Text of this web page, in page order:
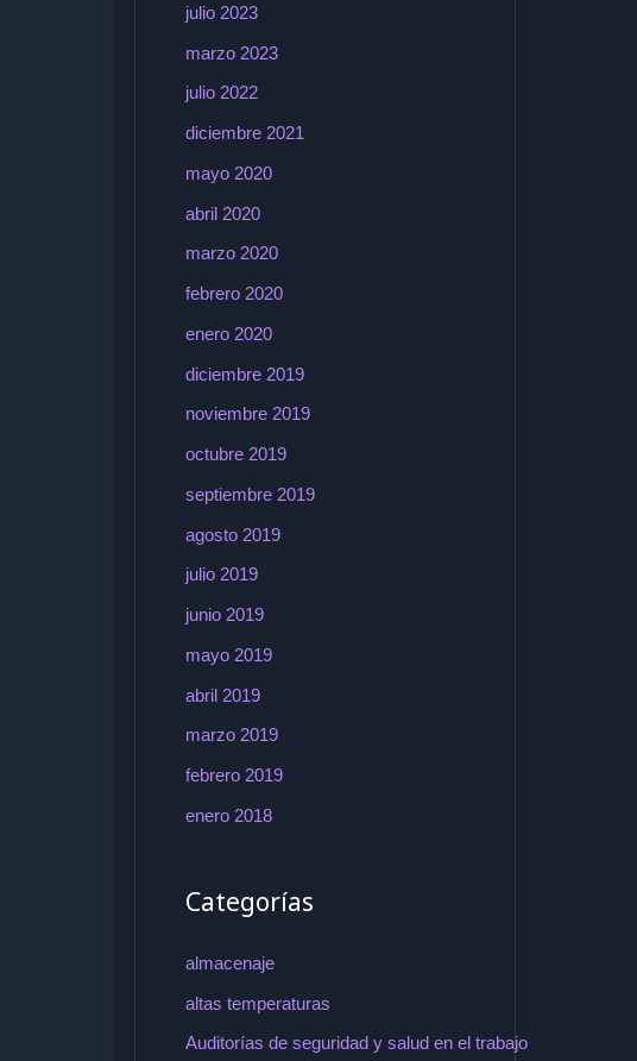
julio 2023
marzo 2023
julio 2022
diciembre 2021
mayo 2020
abril 2020
marzo 2020
febrero 2020
enero 2020
diciembre 2019
noviembre 2019
octubre 2019
septiembre 2019
agosto 2019
julio 2019
junio 2019
mayo 2019
abril 2019
marzo 2019
febrero 2019
enero 2018
Categorías
almacenaje
altas temperaturas
Auditorías de seguridad y salud en el trabajo